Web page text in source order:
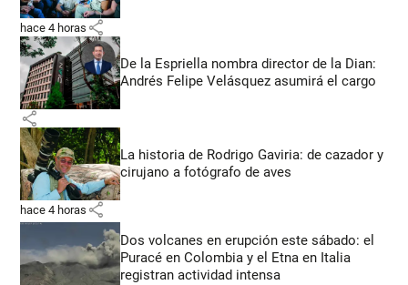
hace 4 horas share
De la Espriella nombra director de la Dian:
Andrés Felipe Velásquez asumirá el cargo
share
La historia de Rodrigo Gaviria: de cazador y
cirujano a fotógrafo de aves
hace 4 horas share
Dos volcanes en erupción este sábado: el
Puracé en Colombia y el Etna en Italia
registran actividad intensa